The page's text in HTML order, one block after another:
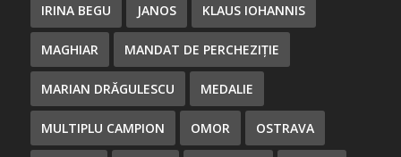
IRINA BEGU JANOS KLAUS IOHANNIS
MAGHIAR MANDAT DE PERCHEZIȚIE
MARIAN DRĂGULESCU MEDALIE
MULTIPLU CAMPION OMOR OSTRAVA